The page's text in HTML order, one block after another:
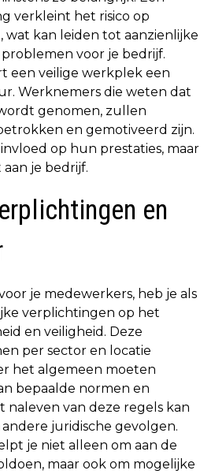
verkleint het risico op
wat kan leiden tot aanzienlijke
voor je bedrijf.
een veilige werkplek een
Werknemers die weten dat
genomen, zullen
en gemotiveerd zijn.
op hun prestaties, maar
je bedrijf.
en
je medewerkers, heb je als
verplichtingen op het
en veiligheid. Deze
per sector en locatie
het algemeen moeten
bepaalde normen en
naleven van deze regels kan
juridische gevolgen.
je niet alleen om aan de
maar ook om mogelijke